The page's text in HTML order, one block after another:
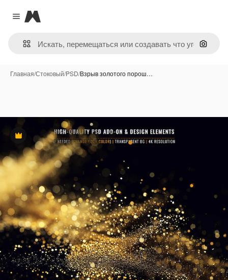
Close menu
Magnific
Поиск
Главная/Стоковый/PSD/Взрыв золотого порош…
Премиум